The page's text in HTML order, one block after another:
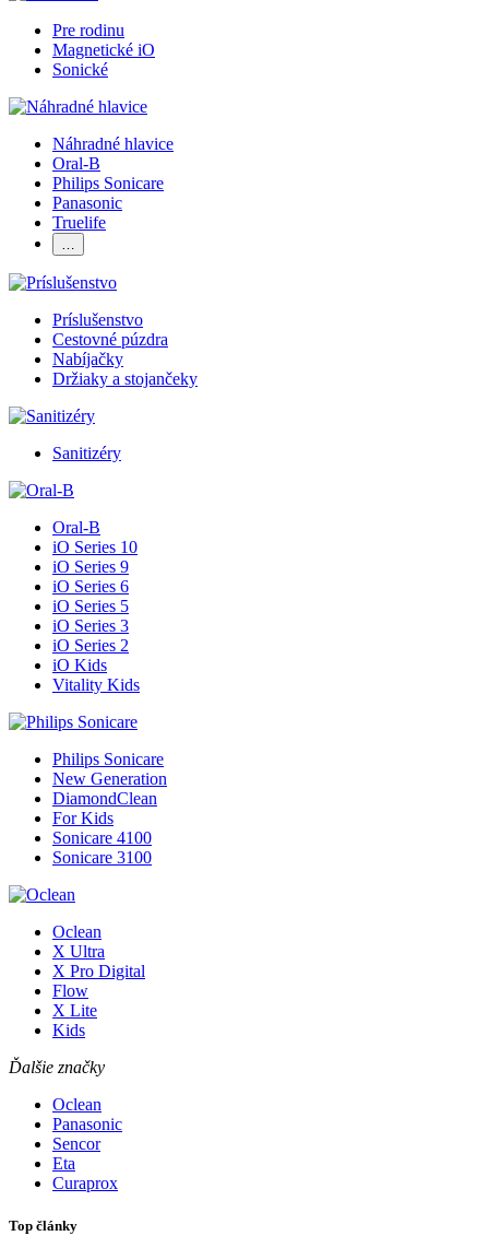
Pre rodinu
Magnetické iO
Sonické
Náhradné hlavice
Oral-B
Philips Sonicare
Panasonic
Truelife
…
Príslušenstvo
Cestovné púzdra
Nabíjačky
Držiaky a stojančeky
Sanitizéry
Oral-B
iO Series 10
iO Series 9
iO Series 6
iO Series 5
iO Series 3
iO Series 2
iO Kids
Vitality Kids
Philips Sonicare
New Generation
DiamondClean
For Kids
Sonicare 4100
Sonicare 3100
Oclean
X Ultra
X Pro Digital
Flow
X Lite
Kids
Ďalšie značky
Oclean
Panasonic
Sencor
Eta
Curaprox
Top články